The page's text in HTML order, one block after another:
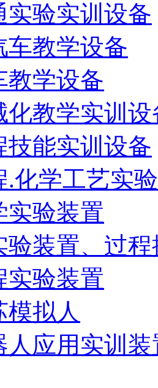
实验实训设备
车教学设备
教学设备
化教学实训设
技能实训设备
.化学工艺实
实验装置
验装置、过
实验装置
拟人
人应用实训装